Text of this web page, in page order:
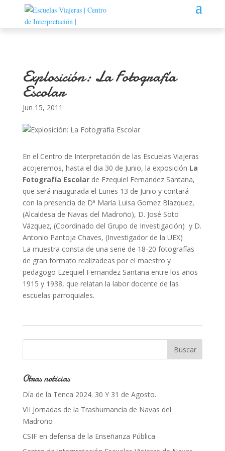
Explosición: La Fotografía
Escolar
Jun 15, 2011
En el Centro de Interpretación de las Escuelas Viajeras
acojeremos, hasta el dia 30 de Junio, la exposición La
Fotografía Escolarde Ezequiel Fernandez Santana,
que será inaugurada el Lunes 13 de Junio y contará
con la presencia de Dª María Luisa Gomez Blazquez,
(Alcaldesa de Navas del Madroño), D. José Soto
Vázquez, (Coordinado del Grupo de Investigación) y D.
Antonio Pantoja Chaves, (Investigador de la UEX)
La muestra consta de una serie de 18-20 fotografías
de gran formato realizadeas por el maestro y
pedagogo Ezequiel Fernandez Santana entre los años
1915 y 1938, que relatan la labor docente de las
escuelas parroquiales.
Otras noticias
Día de la Tenca 2024. 30 Y 31 de Agosto.
VII Jornadas de la Trashumancia de Navas del
Madroño
CSIF en defensa de la Enseñanza Pública